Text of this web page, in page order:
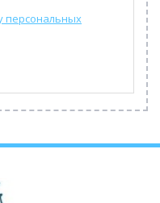
персональных